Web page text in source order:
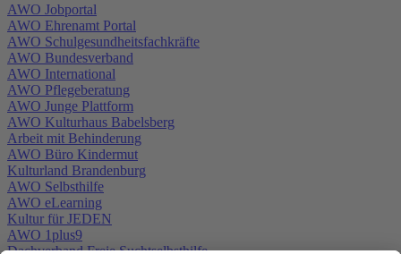
AWO Jobportal
AWO Ehrenamt Portal
AWO Schulgesundheitsfachkräfte
AWO Bundesverband
AWO International
AWO Pflegeberatung
AWO Junge Plattform
AWO Kulturhaus Babelsberg
Arbeit mit Behinderung
AWO Büro Kindermut
Kulturland Brandenburg
AWO Selbsthilfe
AWO eLearning
Kultur für JEDEN
AWO 1plus9
Dachverband Freie Suchtselbsthilfe